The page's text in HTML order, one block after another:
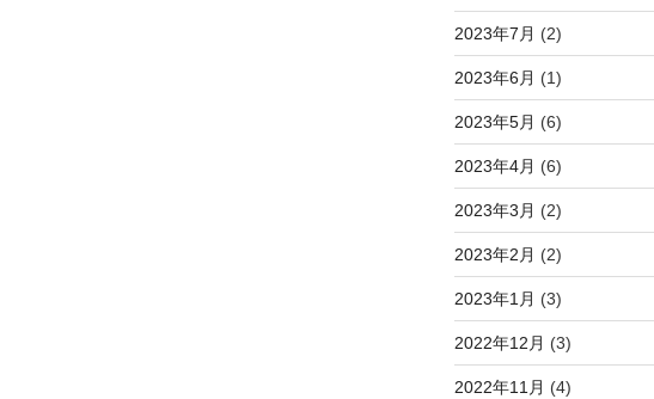
2023年7月 (2)
2023年6月 (1)
2023年5月 (6)
2023年4月 (6)
2023年3月 (2)
2023年2月 (2)
2023年1月 (3)
2022年12月 (3)
2022年11月 (4)